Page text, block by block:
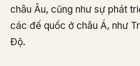
châu Âu, cũng như sự phát
các đế quốc ở châu Á, như
Độ.